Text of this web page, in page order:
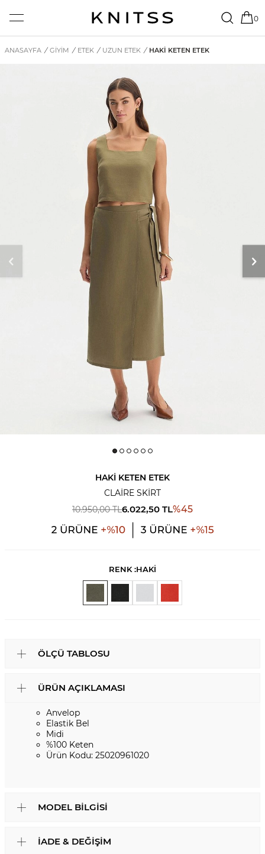
0
ANASAYFA / GİYİM / ETEK / UZUN ETEK / HAKI KETEN ETEK
HAKI KETEN ETEK
CLAIRE SKIRT
10.950,00TL6.022,50 TL%45
RENK :HAKİ
ÖLÇÜ TABLOSU
ÜRÜN AÇIKLAMASI
Anvelop
Elastik Bel
Midi
%100 Keten
Ürün Kodu: 25020961020
MODEL BILGISI
İADE & DEĞIŞIM